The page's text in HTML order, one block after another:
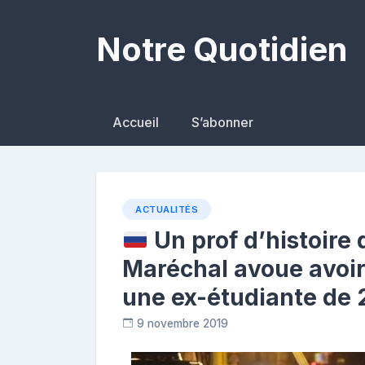
Notre Quotidien
Accueil S’abonner
ACTUALITÉS
Un prof d’histoire
Maréchal avoue
une ex-étudiante de
9 novembre 2019